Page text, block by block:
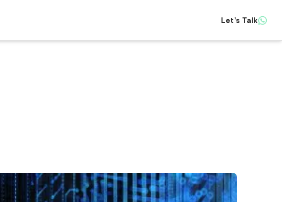
Let's Talk
Contact